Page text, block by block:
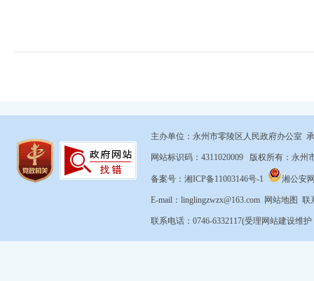
主办单位：永州市零陵区人民政府办公室
网站标识码：4311020009 版权所有：永州
备案号：湘ICP备11003146号-1 湘公安
E-mail：linglingzwzx@163.com 网站地图 联
联系电话：0746-6332117(受理网站建设维